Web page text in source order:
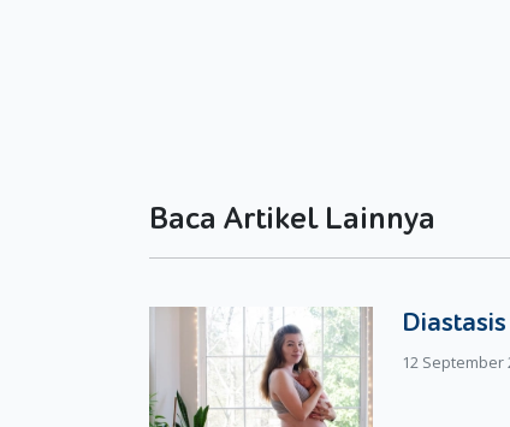
Baca Artikel Lainnya
12 September